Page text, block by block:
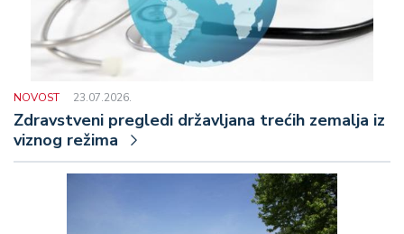
NOVOST 23.07.2026.
Zdravstveni pregledi državljana trećih zemalja iz
viznog režima